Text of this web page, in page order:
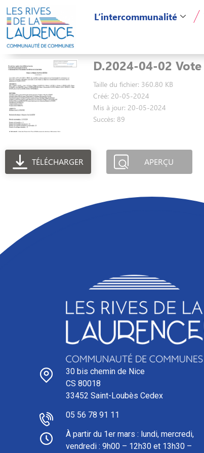
L’intercommunalité
D.2024-04-02
Taille du fichier: 360.80 KB
Créé: 20-05-2024
Mis à jour: 20-05-2024
Succès: 89
TÉLÉCHARGER APERÇU
30 bis chemin de Nice
CS 80018
33452 Saint-Loubès Cedex
05 56 78 91 11
À partir du 1er mars : l undi, mercredi,
vendredi : 9h00 – 12h30 et 13h30 –